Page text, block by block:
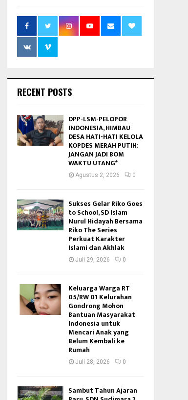
RECENT POSTS
DPP-LSM-PELOPOR
INDONESIA, HIMBAU
DESA HATI-HATI KELOLA
KOPDES MERAH PUTIH:
JANGAN JADI BOM
WAKTU UTANG*
Agustus 2, 2026 0
Sukses Gelar Riko Goes
to School, SD Islam
Nurul Hidayah Bersama
Riko The Series
Perkuat Karakter
Islami dan Akhlak
Juli 29, 2026 0
Keluarga Warga RT
05/RW 01 Kelurahan
Gondrong Mohon
Bantuan Masyarakat
Indonesia untuk
Mencari Anak yang
Belum Kembali ke
Rumah
Juli 28, 2026 0
Sambut Tahun Ajaran